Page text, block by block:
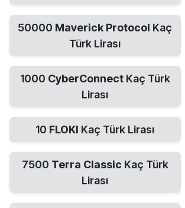
50000 Maverick Protocol Kaç
Türk Lirası
1000 CyberConnect Kaç Türk
Lirası
10 FLOKI Kaç Türk Lirası
7500 Terra Classic Kaç Türk
Lirası